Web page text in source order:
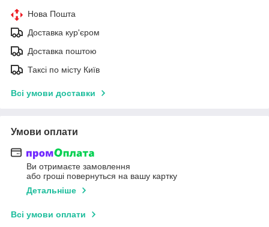
Нова Пошта
Доставка кур'єром
Доставка поштою
Таксі по місту Київ
Всі умови доставки
Умови оплати
Ви отримаєте замовлення
або гроші повернуться на вашу картку
Детальніше
Всі умови оплати